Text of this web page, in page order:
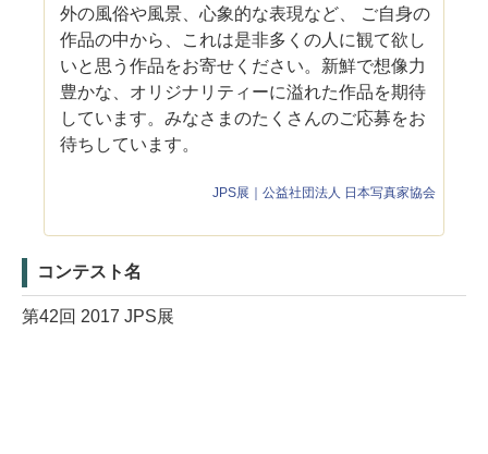
外の風俗や風景、心象的な表現など、 ご自身の
作品の中から、これは是非多くの人に観て欲し
いと思う作品をお寄せください。新鮮で想像力
豊かな、オリジナリティーに溢れた作品を期待
しています。みなさまのたくさんのご応募をお
待ちしています。
JPS展｜公益社団法人 日本写真家協会
コンテスト名
第42回 2017 JPS展